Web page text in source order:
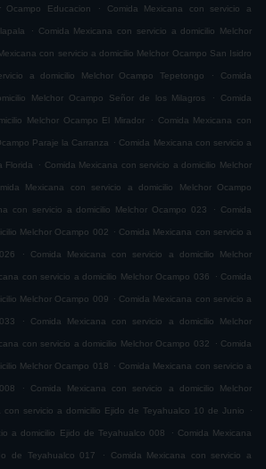
Ocampo Educacion . Comida Mexicana con servicio a
. Comida Mexicana con servicio a domicilio Melchor
con servicio a domicilio Melchor Ocampo San Isidro
a domicilio Melchor Ocampo Tepetongo . Comida
Melchor Ocampo Señor de los Milagros . Comida
Melchor Ocampo El Mirador . Comida Mexicana con
Paraje la Carranza . Comida Mexicana con servicio a
Florida . Comida Mexicana con servicio a domicilio Melchor
Mexicana con servicio a domicilio Melchor Ocampo
con servicio a domicilio Melchor Ocampo 023 . Comida
Melchor Ocampo 002 . Comida Mexicana con servicio a
. Comida Mexicana con servicio a domicilio Melchor
con servicio a domicilio Melchor Ocampo 036 . Comida
Melchor Ocampo 009 . Comida Mexicana con servicio a
. Comida Mexicana con servicio a domicilio Melchor
con servicio a domicilio Melchor Ocampo 032 . Comida
Melchor Ocampo 018 . Comida Mexicana con servicio a
. Comida Mexicana con servicio a domicilio Melchor
con servicio a domicilio Ejido de Teyahualco 10 de Junio .
a domicilio Ejido de Teyahualco 008 . Comida Mexicana
de Teyahualco 017 . Comida Mexicana con servicio a